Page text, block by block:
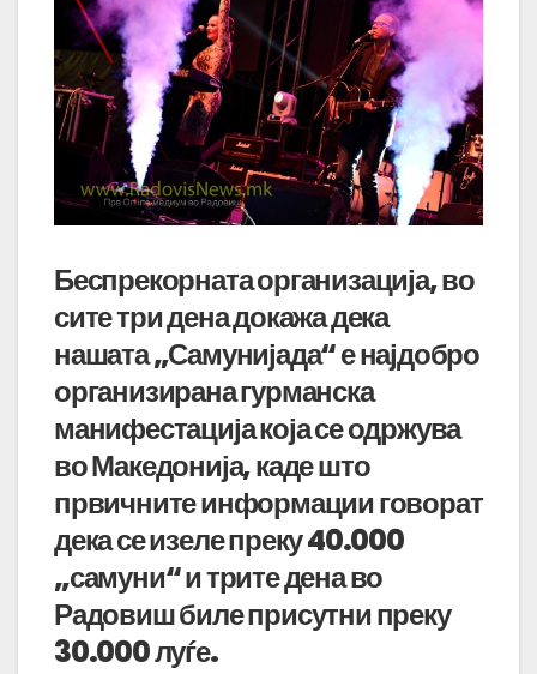
Беспрекорната организација, во
сите три дена докажа дека
нашата „Самунијада“ е најдобро
организирана гурманска
манифестација која се одржува
во Македонија, каде што
првичните информации говорат
дека се изеле преку 40.000
„самуни“ и трите дена во
Радовиш биле присутни преку
30.000 луѓе.